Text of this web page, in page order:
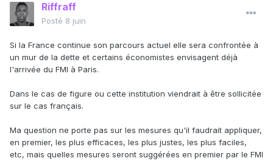
Riffraff
Posté 8 juin
Si la France continue son parcours actuel elle sera confrontée à
un mur de la dette et certains économistes envisagent déjà
l'arrivée du FMI à Paris.
Dans le cas de figure ou cette institution viendrait à être sollicitée
sur le cas français.
Ma question ne porte pas sur les mesures qu'il faudrait appliquer,
en premier, les plus efficaces, les plus justes, les plus faciles,
etc, mais quelles mesures seront suggérées en premier par le FMI